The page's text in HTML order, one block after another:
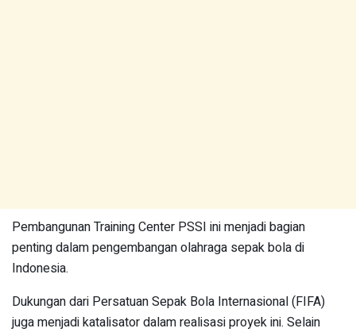
Pembangunan Training Center PSSI ini menjadi bagian
penting dalam pengembangan olahraga sepak bola di
Indonesia.
Dukungan dari Persatuan Sepak Bola Internasional (FIFA)
juga menjadi katalisator dalam realisasi proyek ini. Selain